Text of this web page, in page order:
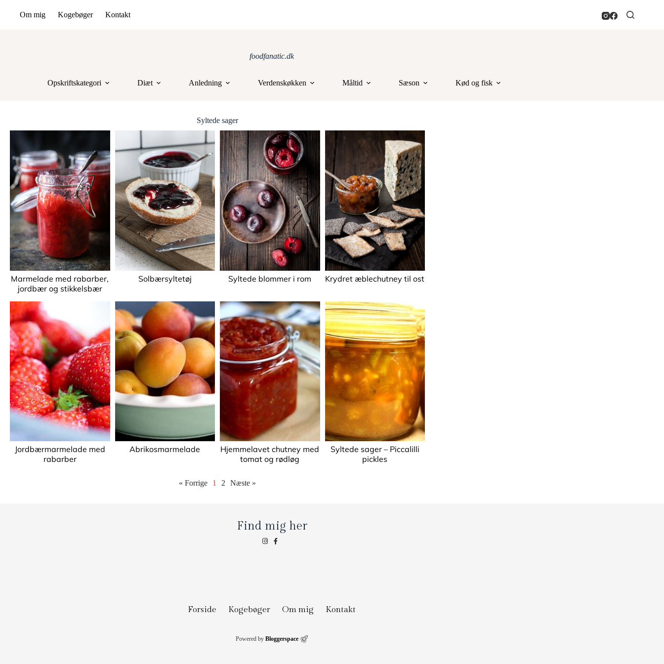
Om mig Kogebøger Kontakt
foodfanatic.dk
Opskriftskategori Diæt Anledning Verdenskøkken Måltid Sæson Kød og fisk
Syltede sager
Marmelade med rabarber,
jordbær og stikkelsbær
Solbærsyltetøj Syltede blommer i rom Krydret æblechutney til ost
Jordbærmarmelade med
rabarber
Abrikosmarmelade
Hjemmelavet chutney med
tomat og rødløg
Syltede sager – Piccalilli
pickles
« Forrige 1 2 Næste »
Find mig her
Forside Kogebøger Om mig Kontakt
Powered by Bloggerspace